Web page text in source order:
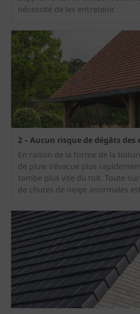
nécessité de les entretenir.
2 – Aucun risque de dégâts des
En raison de la forme de la
de pluie s’évacue plus
tombe plus vite du toit. Toute
de chutes de neige anormales